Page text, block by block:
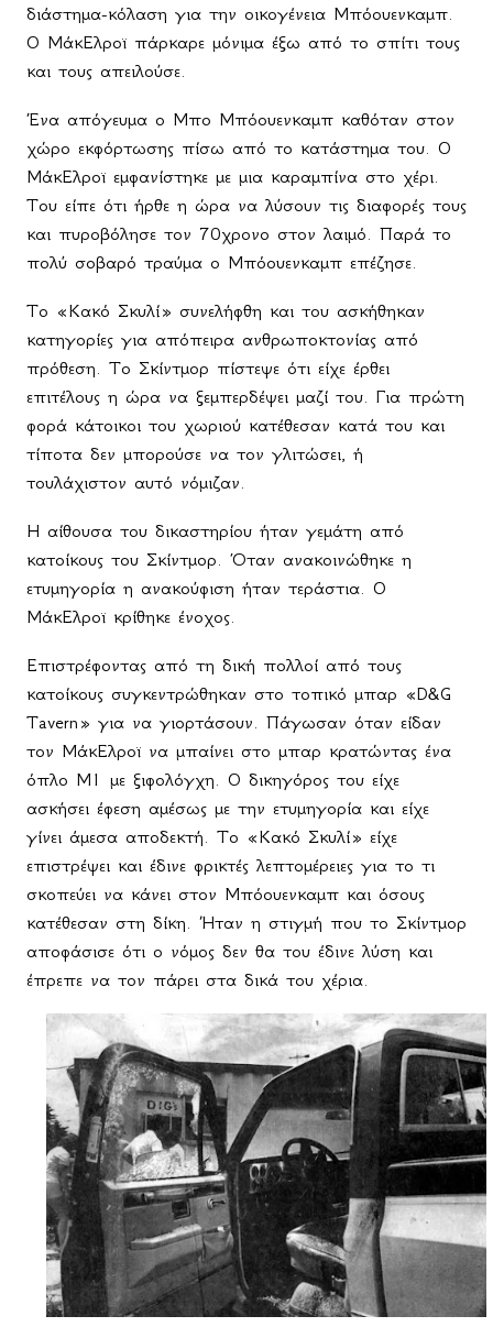
διάστημα-κόλαση για την οικογένεια Μπόουενκαμπ.
Ο ΜάκΕλροϊ πάρκαρε μόνιμα έξω από το σπίτι τους
και τους απειλούσε.
Ένα απόγευμα ο Μπο Μπόουενκαμπ καθόταν στον
χώρο εκφόρτωσης πίσω από το κατάστημα του. Ο
ΜάκΕλροϊ εμφανίστηκε με μια καραμπίνα στο χέρι.
Του είπε ότι ήρθε η ώρα να λύσουν τις διαφορές τους
και πυροβόλησε τον 70χρονο στον λαιμό. Παρά το
πολύ σοβαρό τραύμα ο Μπόουενκαμπ επέζησε.
Το «Κακό Σκυλί» συνελήφθη και του ασκήθηκαν
κατηγορίες για απόπειρα ανθρωποκτονίας από
πρόθεση. Το Σκίντμορ πίστεψε ότι είχε έρθει
επιτέλους η ώρα να ξεμπερδέψει μαζί του. Για πρώτη
φορά κάτοικοι του χωριού κατέθεσαν κατά του και
τίποτα δεν μπορούσε να τον γλιτώσει, ή
τουλάχιστον αυτό νόμιζαν.
Η αίθουσα του δικαστηρίου ήταν γεμάτη από
κατοίκους του Σκίντμορ. Όταν ανακοινώθηκε η
ετυμηγορία η ανακούφιση ήταν τεράστια. Ο
ΜάκΕλροϊ κρίθηκε ένοχος.
Επιστρέφοντας από τη δική πολλοί από τους
κατοίκους συγκεντρώθηκαν στο τοπικό μπαρ «D&G
Tavern » για να γιορτάσουν. Πάγωσαν όταν είδαν
τον ΜάκΕλροϊ να μπαίνει στο μπαρ κρατώντας ένα
όπλο Μ1 με ξιφολόγχη. Ο δικηγόρος του είχε
ασκήσει έφεση αμέσως με την ετυμηγορία και είχε
γίνει άμεσα αποδεκτή. Το «Κακό Σκυλί» είχε
επιστρέψει και έδινε φρικτές λεπτομέρειες για το τι
σκοπεύει να κάνει στον Μπόουενκαμπ και όσους
κατέθεσαν στη δίκη. Ήταν η στιγμή που το Σκίντμορ
αποφάσισε ότι ο νόμος δεν θα του έδινε λύση και
έπρεπε να τον πάρει στα δικά του χέρια.